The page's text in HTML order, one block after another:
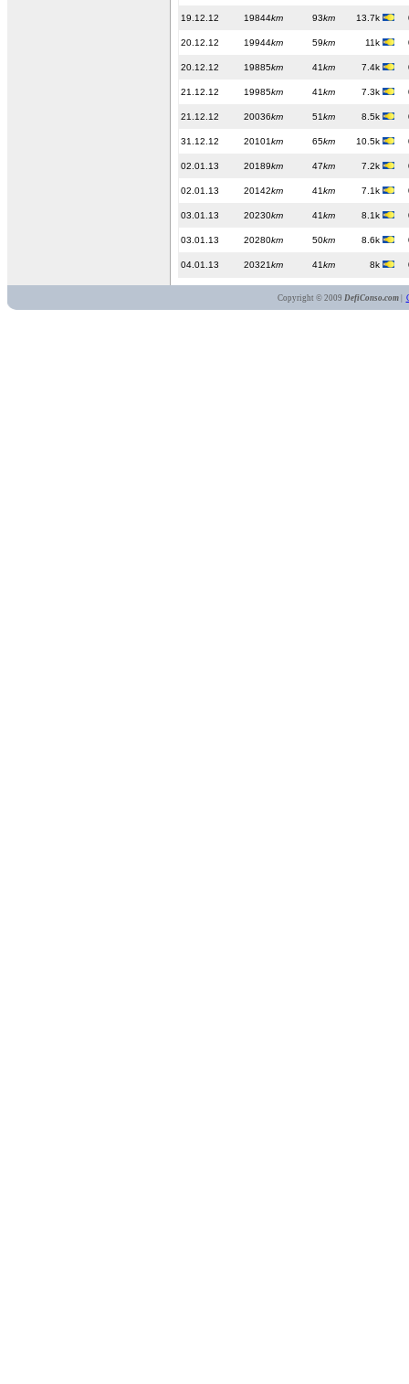
19.12.12 19844km 93km 13.7k
20.12.12 19944km 59km 11k
20.12.12 19885km 41km 7.4k
21.12.12 19985km 41km 7.3k
21.12.12 20036km 51km 8.5k
31.12.12 20101km 65km 10.5k
02.01.13 20189km 47km 7.2k
02.01.13 20142km 41km 7.1k
03.01.13 20230km 41km 8.1k
03.01.13 20280km 50km 8.6k
04.01.13 20321km 41km 8k
Copyright © 2009 DefiConso.com|